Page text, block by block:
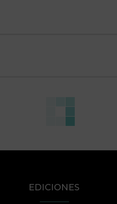
EDICIONES